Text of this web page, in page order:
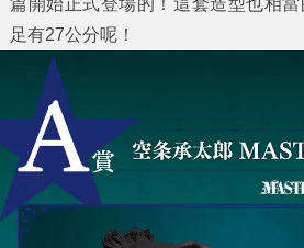
篇開始正式登場的！這套造型也相
足有27公分呢！